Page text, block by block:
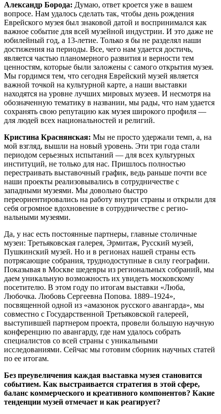
Александр Борода: Думаю, ответ кроется уже в вашем
вопросе. Нам удалось сделать так, чтобы день рождения
Еврейского музея был знаковой датой и воспринимался как
важное событие для всей музейной индустрии. И это даже не
юбилейный год, а 13‑летие. Только я бы не разделял наши
достижения на периоды. Все, чего нам удается достичь,
является частью планомерного развития и верности тем
ценностям, которые были заложены с самого открытия музея.
Мы гордимся тем, что сегодня Еврейский музей является
важной точкой на культурной карте, а наши выставки
находятся на уровне лучших мировых музеев. И несмотря на
обозначенную тематику в названии, мы рады, что нам удается
сохранять свою репутацию как музея широкого профиля —
для людей всех национальностей и религий.
Кристина Краснянская: Мы не просто удержали темп, а, на
мой взгляд, вышли на новый уровень. Эти три года стали
периодом серьезных испытаний — для всех культурных
институций, не только для нас. Пришлось полностью
перестраивать выставочный график, ведь раньше почти все
наши проекты реализовывались в сотрудничестве с
западными музеями. Мы довольно быстро
переориентировались на работу внутри страны и открыли для
себя огромное вдохновение в сотрудничестве с регио­
нальными музеями.
Да, у нас есть постоянные партнеры, главные столичные
музеи: Третьяковская галерея, Эрмитаж, Русский музей,
Пушкинский музей. Но и в регионах нашей страны есть
потрясающие собрания, труднодоступные в силу географии.
Показывая в Москве шедевры из региональных собраний, мы
даем уникальную возможность их увидеть московскому
посетителю. В этом году по итогам выставки «Люба,
Любочка. Любовь Сергеевна Попова. 1889–1924»,
посвященной одной из «амазонок русского авангарда», мы
совместно с Государственной Третьяковской галереей,
выступившей партнером проекта, провели большую научную
конференцию по авангарду, где нам удалось собрать
специалистов со всей страны с уникальными
исследованиями. Сейчас мы готовим сборник научных статей
по ее итогам.
Без преувеличения каждая выставка музея становится
событием. Как выстраивается стратегия в этой сфере,
баланс коммерческого и креативного компонентов? Какие
тенденции музей отмечает и как реагирует?